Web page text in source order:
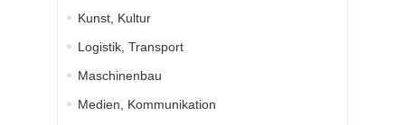
Kunst, Kultur
Logistik, Transport
Maschinenbau
Medien, Kommunikation